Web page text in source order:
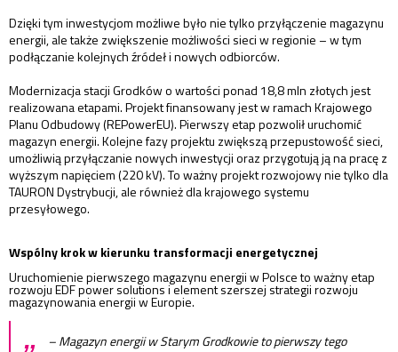
Dzięki tym inwestycjom możliwe było nie tylko przyłączenie magazynu
energii, ale także zwiększenie możliwości sieci w regionie – w tym
podłączanie kolejnych źródeł i nowych odbiorców.
Modernizacja stacji Grodków o wartości ponad 18,8 mln złotych jest
realizowana etapami. Projekt finansowany jest w ramach Krajowego
Planu Odbudowy (REPowerEU). Pierwszy etap pozwolił uruchomić
magazyn energii. Kolejne fazy projektu zwiększą przepustowość sieci,
umożliwią przyłączanie nowych inwestycji oraz przygotują ją na pracę z
wyższym napięciem (220 kV). To ważny projekt rozwojowy nie tylko dla
TAURON Dystrybucji, ale również dla krajowego systemu
przesyłowego.
Wspólny krok w kierunku transformacji energetycznej
Uruchomienie pierwszego magazynu energii w Polsce to ważny etap
rozwoju EDF power solutions i element szerszej strategii rozwoju
magazynowania energii w Europie.
„
– Magazyn energii w Starym Grodkowie to pierwszy tego